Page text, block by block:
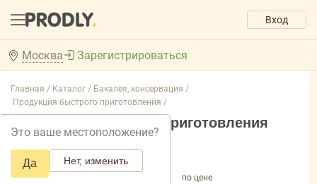
Вход
Москва
Это ваше местоположение?
Да Нет, изменить
Зарегистрироваться
Главная / Каталог / Бакалея, консервация /
Продукция быстрого приготовления /
Продукция быстрого приготовления
Добавить фильтр товаров
по популярности по цене